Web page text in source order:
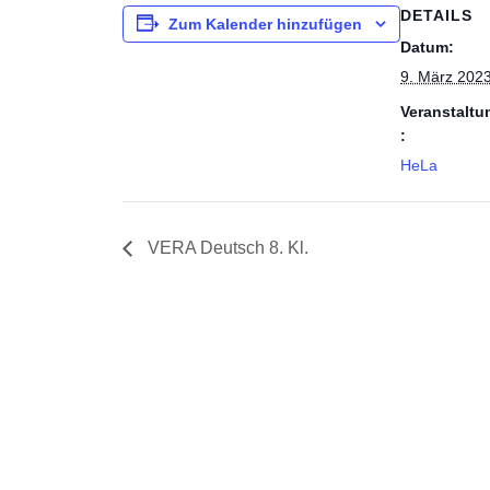
Zum Kalender hinzufügen
DETAILS
Datum:
9. März 2023
:
HeLa
VERA Deutsch 8. Kl.